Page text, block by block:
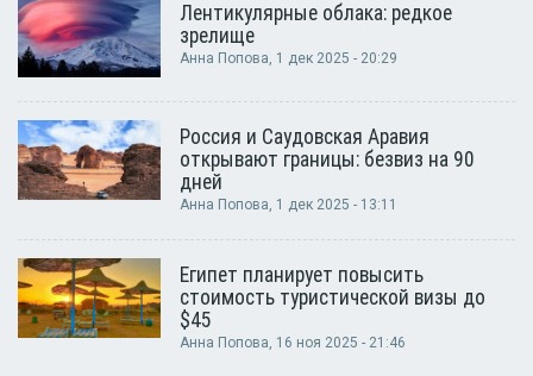
Лентикулярные облака: редкое
зрелище
Анна Попова, 1 дек 2025 - 20:29
Россия и Саудовская Аравия
открывают границы: безвиз на 90
дней
Анна Попова, 1 дек 2025 - 13:11
Египет планирует повысить
стоимость туристической визы до
$45
Анна Попова, 16 ноя 2025 - 21:46